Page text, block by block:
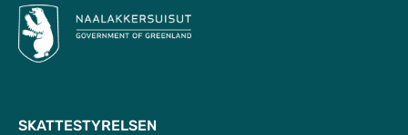
SKATTESTYRELSEN